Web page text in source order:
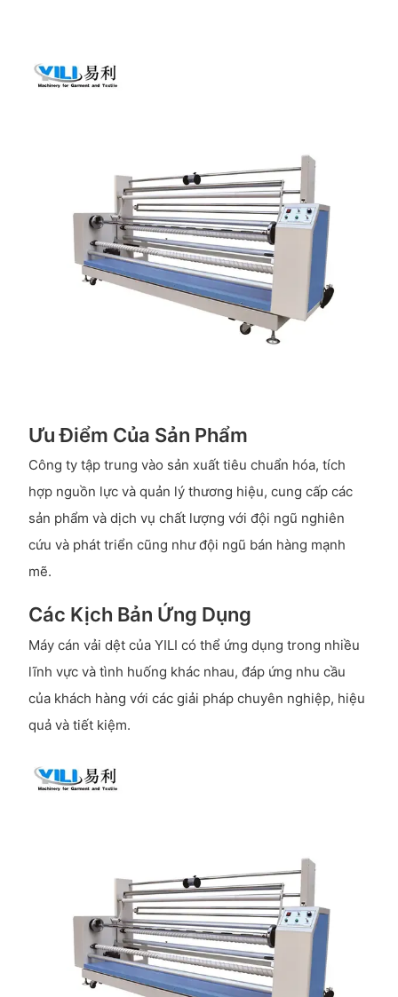
Ưu Điểm Của Sản Phẩm
Công ty tập trung vào sản xuất tiêu chuẩn hóa, tích
hợp nguồn lực và quản lý thương hiệu, cung cấp các
sản phẩm và dịch vụ chất lượng với đội ngũ nghiên
cứu và phát triển cũng như đội ngũ bán hàng mạnh
mẽ.
Các Kịch Bản Ứng Dụng
Máy cán vải dệt của YILI có thể ứng dụng trong nhiều
lĩnh vực và tình huống khác nhau, đáp ứng nhu cầu
của khách hàng với các giải pháp chuyên nghiệp, hiệu
quả và tiết kiệm.